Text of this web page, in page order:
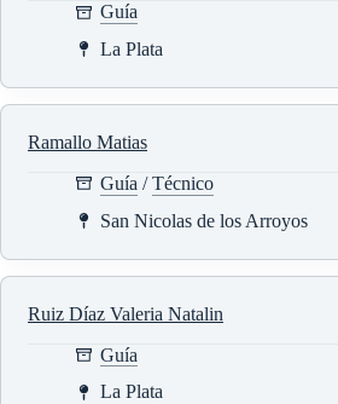
Guía
La Plata
Ramallo Matias
Guía /Técnico
San Nicolas de los Arroyos
Ruiz Díaz Valeria Natalin
Guía
La Plata